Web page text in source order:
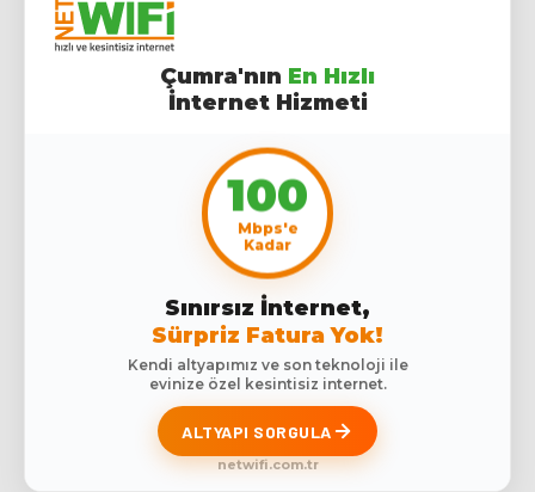
Çumra'nın En Hızlı
İnternet Hizmeti
100
Mbps'e
Kadar
Sınırsız İnternet,
Sürpriz Fatura Yok!
Kendi altyapımız ve son teknoloji ile
evinize özel kesintisiz internet.
ALTYAPI SORGULA
netwifi.com.tr